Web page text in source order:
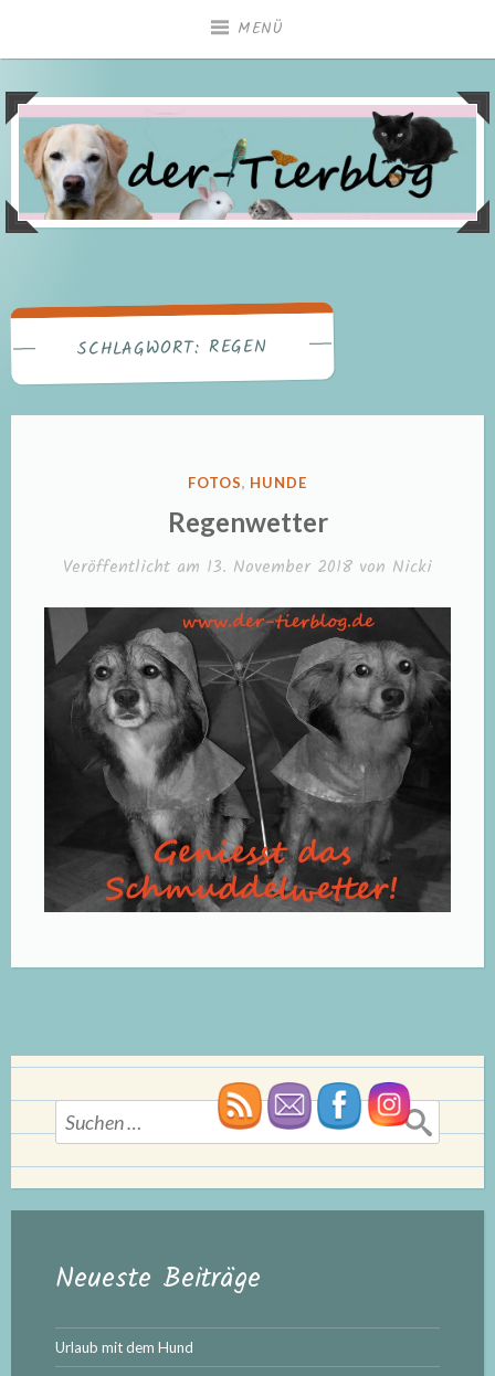
MENÜ
SCHLAGWORT: REGEN
VERÖFFENTLICHT
FOTOS, HUNDE
Regenwetter
Veröffentlicht am 13. November 2018 von Nicki
Suchen
nach:
Neueste Beiträge
Urlaub mit dem Hund